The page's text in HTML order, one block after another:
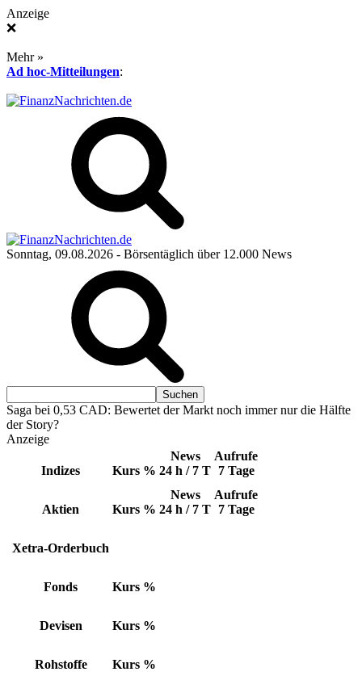
Anzeige
❌
Mehr »
Ad hoc-Mitteilungen:
Sonntag, 09.08.2026 - Börsentäglich über 12.000 News
Saga bei 0,53 CAD: Bewertet der Markt noch immer nur die Hälfte
der Story?
Anzeige
Indizes Kurs %
News
24 h / 7 T
Aufrufe
7 Tage
Aktien Kurs %
News
24 h / 7 T
Aufrufe
7 Tage
Xetra-Orderbuch
Fonds Kurs %
Devisen Kurs %
Rohstoffe Kurs %